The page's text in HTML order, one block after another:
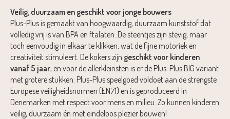
Veilig, duurzaam en geschikt voor jonge bouwers
Plus-Plus is gemaakt van hoogwaardig, duurzaam kunststof dat
volledig vrij is van BPA en ftalaten. De steentjes zijn stevig, maar
toch eenvoudig in elkaar te klikken, wat de fijne motoriek en
creativiteit stimuleert. De kokers zijn geschikt voor kinderen
vanaf 5 jaar, en voor de allerkleinsten is er de Plus-Plus BIG variant
met grotere stukken. Plus-Plus speelgoed voldoet aan de strengste
Europese veiligheidsnormen (EN71) en is geproduceerd in
Denemarken met respect voor mens en milieu. Zo kunnen kinderen
veilig, duurzaam én met eindeloos plezier bouwen!